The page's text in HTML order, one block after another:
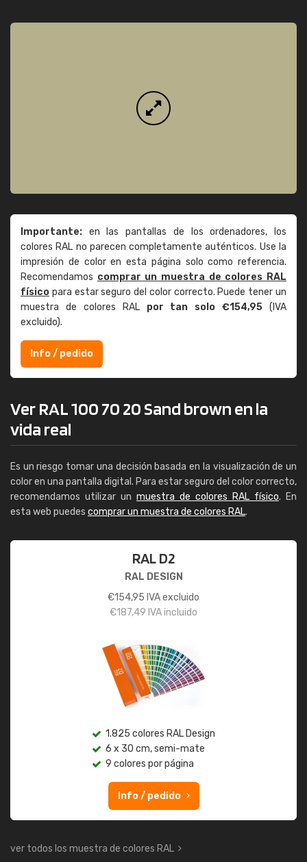
Importante: en las pantallas de los ordenadores, los
colores RAL no parecen completamente auténticos. Use la
impresión de color en esta página solo como referencia.
Recomendamos comprar un muestra de colores RAL
físico para estar seguro del color correcto. Puede tener un
muestra de colores RAL por tan solo €154,95 (IVA
excluido).
Info / pedido
Ver RAL 100 70 20 Sand brown en la
vida real
Es un riesgo tomar una decisión basada en la visualización de un
color en una pantalla digital. Para estar seguro del color correcto,
recomendamos utilizar un muestra de colores RAL físico. En
esta web puedes comprar un muestra de colores RAL.
RAL D2
RAL DESIGN
€154,95 IVA excluido
€187,49 IVA incluido
1.825 colores RAL Design
6 x 30 cm, semi-mate
9 colores por página
Info / pedido
ver todos los muestra de colores RAL